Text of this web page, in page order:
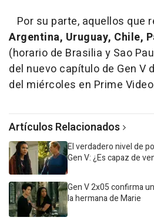
Por su parte, aquellos que
Argentina, Uruguay, Chile,
(horario de Brasilia y Sao
del nuevo capítulo de Gen V
del miércoles en Prime
Artículos Relacionados
El verdadero nivel de
Gen V: ¿Es capaz de
Gen V 2x05 confirma
la hermana de Marie